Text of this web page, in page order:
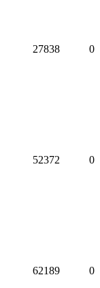
27838 0
52372 0
62189 0